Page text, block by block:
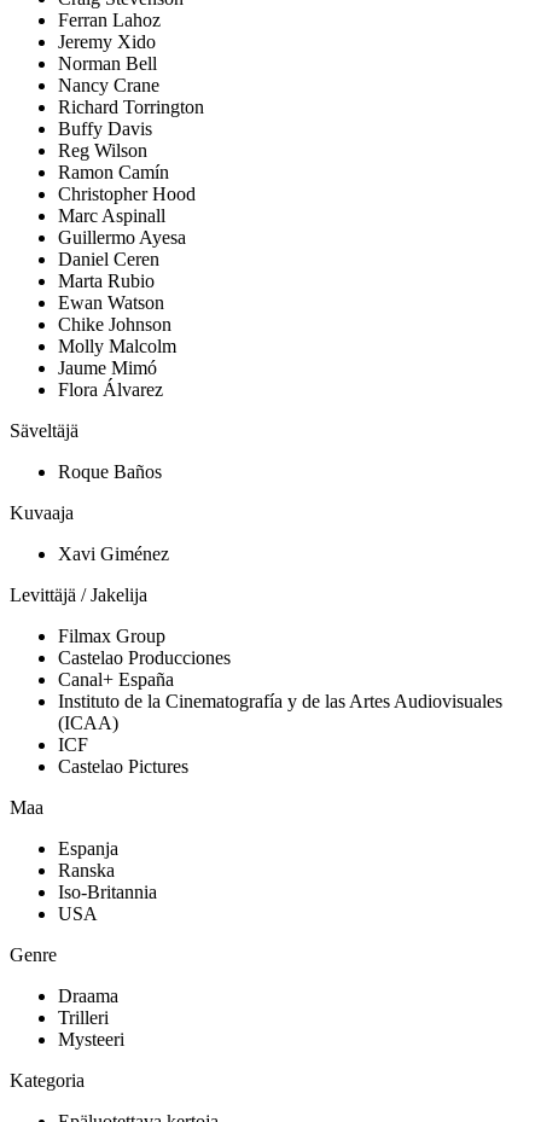
Ferran Lahoz
Jeremy Xido
Norman Bell
Nancy Crane
Richard Torrington
Buffy Davis
Reg Wilson
Ramon Camín
Christopher Hood
Marc Aspinall
Guillermo Ayesa
Daniel Ceren
Marta Rubio
Ewan Watson
Chike Johnson
Molly Malcolm
Jaume Mimó
Flora Álvarez
Säveltäjä
Roque Baños
Kuvaaja
Xavi Giménez
Levittäjä / Jakelija
Filmax Group
Castelao Producciones
Canal+ España
Instituto de la Cinematografía y de las Artes Audiovisuales
(ICAA)
ICF
Castelao Pictures
Maa
Espanja
Ranska
Iso-Britannia
USA
Genre
Draama
Trilleri
Mysteeri
Kategoria